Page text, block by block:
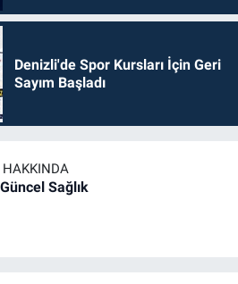
Denizli'de Spor Kursları İçin Geri
Sayım Başladı
HAKKINDA
Sağlık